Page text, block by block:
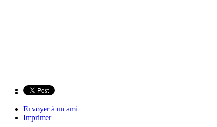
Envoyer à un ami
Imprimer